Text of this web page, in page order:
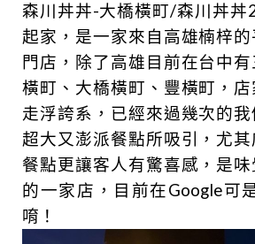
森川丼丼-大橋橫町/森川丼丼
起家，是一家來自高雄楠梓
門店，除了高雄目前在台中
橫町、大橋橫町、豐橫町，
走浮誇系，已經來過幾次的
超大又澎派餐點所吸引，尤
餐點更讓客人有驚喜感，是
的一家店，目前在Google可
唷！